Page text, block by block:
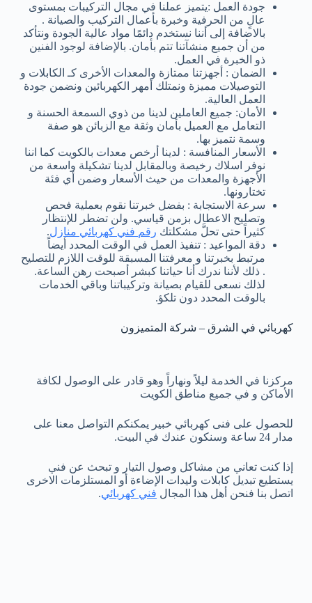
جودة العمل :يتميز عملنا في مجال التركيبات بمستوى
عالٍ من الحرفية وخبرة بأعمال التركيب والصيانة .
بالاضافة إلى أننا نستخدم دائمًا مواد عالية الجودة ونتأكد
من أن جميع منشآتنا تتم بأمان. بالإضافة لوجود الفنين
ذو الخبرة في العمل.
الضمان : أجهزتنا ممتازة والمعدات الأخرى كـ الكابلات و
التوصيلات مميزة ونمتلك أمهر الكهربائين ونضمن جودة
العمل العالية.
الأمان: جميع العاملين لدينا من ذوي السمعة الحسنة و
التعامل مع العميل بأمان وثقة مع الزبائن هو صفة
وسمة نتميز بها.
الأسعار المنافسة : لدينا أرخص معدات بالكويت كما اننا
نوفر اسلاك رخيصة وبالمقابل لدينا تشكيلة واسعة من
الأجهزة والمعدات من حيث الأسعار وضمن أي فئة
تختارونها.
سرعة الاستجابة : بفضل خبرتنا نقوم بعملية فحص
وتصليح الاعطال بزمن قياسي. ولن تضطر للإنتظار
كثيراً حتى تحلَّ مشكلتك رقم فني كهربائي منازل.
دقة المواعيد : تنفيذ العمل في الوقت المحدد أيضاً
مرتبط بخبرتنا و معرفتنا المسبقة للوقت اللازم للتصليح
. ذلك لأننا ندرك أنا حياتنا كبشر أصبحت رهن الساعة.
لذلك نسعى للقيام بصيانة وتركيباتنا وباقي الخدمات
بالوقت المحدد دون تلكؤ.
كهربائي في الشرق – شركة المتميزون
مركزنا في الخدمة ليلاً ونهاراً وهو قادر على الوصول لكافة
الأماكن و في جميع مناطق الكويت
للحصول على فنى كهربائي خبير يمكنكم التواصل معنا على
مدار 24 ساعة وسنكون عندك في البيت.
إذا كنت تعاني من مشاكل وصول التيار و تبحث عن فني
يستطيع تبديل كابلات وليدات الإضاءة أو المستلزمات الاخرى
اتصل بنا فنحن أهل هذا المجال فني كهربائي.